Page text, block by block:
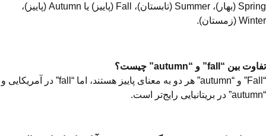
Spring (بهار)، Summer (تابستان)، Fall (پاییز) یا Autumn (پاییز)،
Winter (زمستان).
تفاوت بین “fall” و “autumn” چیست؟
“Fall” و “autumn” هر دو به معنای پاییز هستند، اما “fall” در آمریکایی و
“autumn” در بریتانیایی رایج‌تر است.